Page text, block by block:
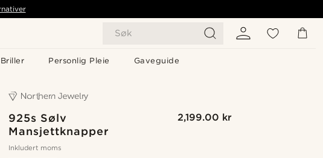
Søk
Briller Personlig Pleie Gaveguide
925s Sølv
Mansjettknapper
2,199.00 kr
Inkludert moms